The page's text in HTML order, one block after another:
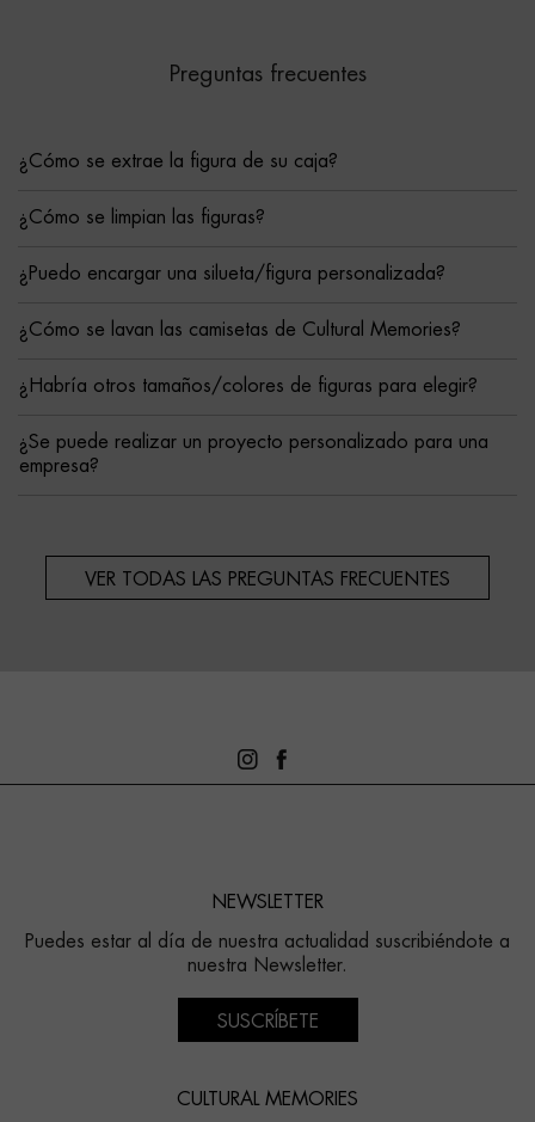
Preguntas frecuentes
¿Cómo se extrae la figura de su caja?
¿Cómo se limpian las figuras?
¿Puedo encargar una silueta/figura personalizada?
¿Cómo se lavan las camisetas de Cultural Memories?
¿Habría otros tamaños/colores de figuras para elegir?
¿Se puede realizar un proyecto personalizado para una
empresa?
VER TODAS LAS PREGUNTAS FRECUENTES
NEWSLETTER
Puedes estar al día de nuestra actualidad suscribiéndote a
nuestra Newsletter.
SUSCRÍBETE
CULTURAL MEMORIES